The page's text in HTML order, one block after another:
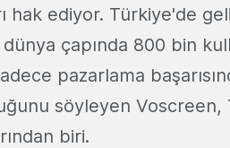
hak ediyor. Türkiye'de
çapında 800 bin
pazarlama
söyleyen
biri.